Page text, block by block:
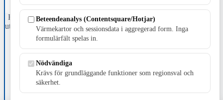
Fristående webbtidningsföretag grundat 1991 som sedan 2002 ger
ut tidningen Skillingaryd.nu och 2010 lanserades Värnamo.nu. Från
april 2026 omfattar Skillingaryd.nu tre kommuner: Gnosjö,
Värnamo och Vaggeryds kommun.
E-post: redaktionen@skillingaryd.nu
Postadress: Gisslaköp 1, 568 92 Skillingaryd
Kakinställningar
Beteendeanalys (Contentsquare/Hotjar)
Värmekartor och sessionsdata i aggregerad form. Inga
formulärfält spelas in.
Nödvändiga
Krävs för grundläggande funktioner som regionsval och
säkerhet.